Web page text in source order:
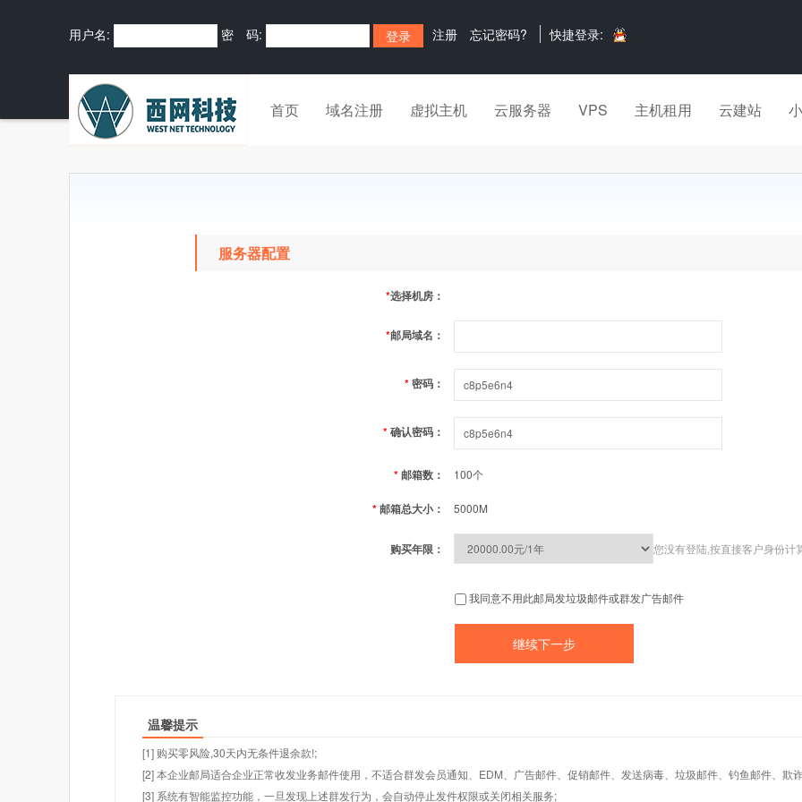
用户名: 密 码: 注册 忘记密码? 快捷登录:
首页 域名注册 虚拟主机 云服务器 VPS 主机租用 云建站
服务器配置
*选择机房：
*邮局域名：
*密码：
*确认密码：
*邮箱数： 100个
*邮箱总大小： 5000M
购买年限： 您没有登陆,按直接客户身份计
我同意不用此邮局发垃圾邮件或群发广告邮件
温馨提示
[1] 购买零风险,30天内无条件退余款!;
[2] 本企业邮局适合企业正常收发业务邮件使用，不适合群发会员通知、EDM、广告邮件、促销邮件、发送病毒、垃圾邮件、钓鱼邮件、欺
[3] 系统有智能监控功能，一旦发现上述群发行为，会自动停止发件权限或关闭相关服务;